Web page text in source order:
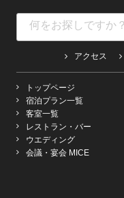
アクセス
トップページ
宿泊プラン一覧
客室一覧
レストラン・バー
ウエディング
会議・宴会 MICE